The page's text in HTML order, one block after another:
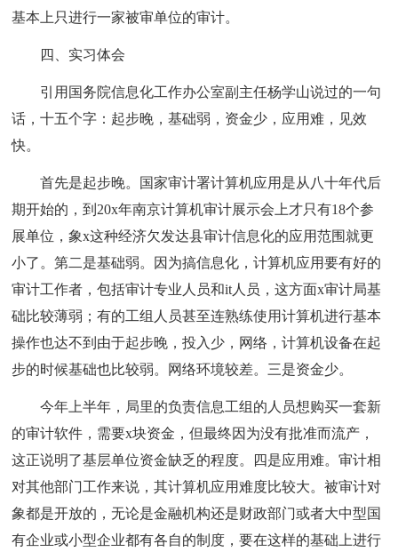
基本上只进行一家被审单位的审计。
四、实习体会
引用国务院信息化工作办公室副主任杨学山说过的一句
话，十五个字：起步晚，基础弱，资金少，应用难，见效
快。
首先是起步晚。国家审计署计算机应用是从八十年代后
期开始的，到20x年南京计算机审计展示会上才只有18个参
展单位，象x这种经济欠发达县审计信息化的应用范围就更
小了。第二是基础弱。因为搞信息化，计算机应用要有好的
审计工作者，包括审计专业人员和it人员，这方面x审计局基
础比较薄弱；有的工组人员甚至连熟练使用计算机进行基本
操作也达不到由于起步晚，投入少，网络，计算机设备在起
步的时候基础也比较弱。网络环境较差。三是资金少。
今年上半年，局里的负责信息工组的人员想购买一套新
的审计软件，需要x块资金，但最终因为没有批准而流产，
这正说明了基层单位资金缺乏的程度。四是应用难。审计相
对其他部门工作来说，其计算机应用难度比较大。被审计对
象都是开放的，无论是金融机构还是财政部门或者大中型国
有企业或小型企业都有各自的制度，要在这样的基础上进行